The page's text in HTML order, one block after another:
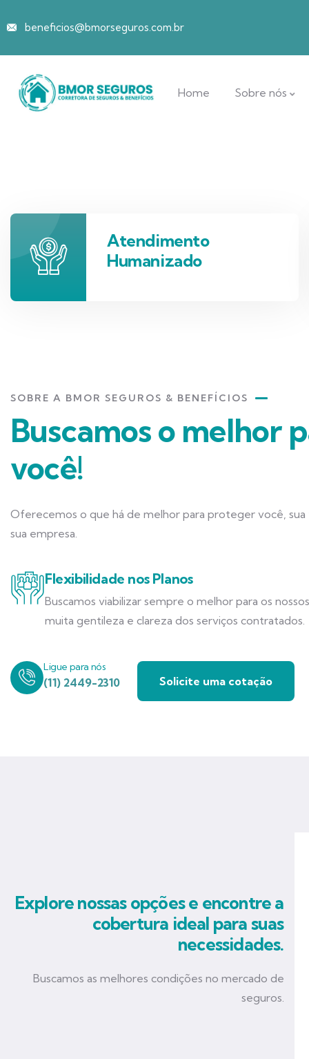
beneficios@bmorseguros.com.br
Home Sobre nós
Atendimento
Humanizado
SOBRE A BMOR SEGUROS & BENEFÍCIOS
Buscamos o melhor
você!
Oferecemos o que há de melhor para proteger você, sua
sua empresa.
Flexibilidade nos Planos
Buscamos viabilizar sempre o melhor para os
muita gentileza e clareza dos serviços contratados.
Ligue para nós
(11) 2449-2310 Solicite uma cotação
Explore nossas opções e encontre a
cobertura ideal para suas
necessidades.
Buscamos as melhores condições no mercado de
seguros.